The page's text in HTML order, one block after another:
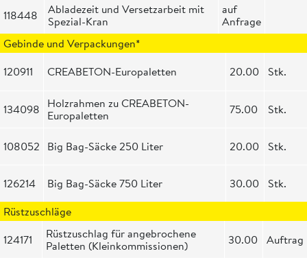
118448 Abladezeit und Versetzarbeit mit
Spezial-Kran
auf
Anfrage
Gebinde und Verpackungen*
120911
CREABETON-Europaletten 20.00 Stk.
134098 Holzrahmen zu CREABETON-
Europaletten 75.00 Stk.
108052 Big Bag-Säcke 250 Liter 20.00 Stk.
126214 Big Bag-Säcke 750 Liter 30.00 Stk.
Rüstzuschläge
124171
Rüstzuschlag für angebrochene
Paletten (Kleinkommissionen) 30.00 Auftrag